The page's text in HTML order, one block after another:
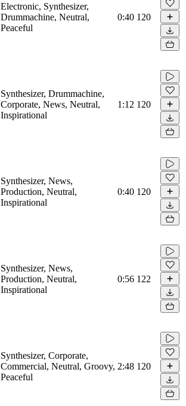
Electronic, Synthesizer,
Drummachine, Neutral,
Peaceful
0:40 120
Synthesizer, Drummachine,
Corporate, News, Neutral,
Inspirational
1:12 120
Synthesizer, News,
Production, Neutral,
Inspirational
0:40 120
Synthesizer, News,
Production, Neutral,
Inspirational
0:56 122
Synthesizer, Corporate,
Commercial, Neutral, Groovy,
Peaceful
2:48 120